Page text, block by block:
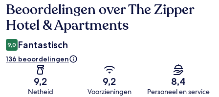
Beoordelingen
Beoordelingen over The Zipper
Hotel & Apartments
9,0 Fantastisch
136 beoordelingen
9,2
Netheid
9,2
Voorzieningen
8,4
Personeel en service